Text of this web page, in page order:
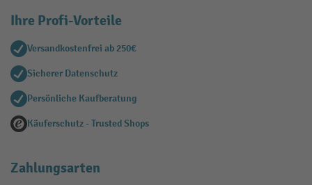
Ihre Profi-Vorteile
Versandkostenfrei ab 250€
Sicherer Datenschutz
Persönliche Kaufberatung
Käuferschutz - Trusted Shops
Zahlungsarten